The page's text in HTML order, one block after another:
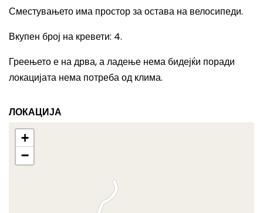
Сместувањето има простор за остава на велосипеди.
Вкупен број на кревети: 4.
Греењето е на дрва, а ладење нема бидејќи поради
локацијата нема потреба од клима.
ЛОКАЦИЈА
+
−